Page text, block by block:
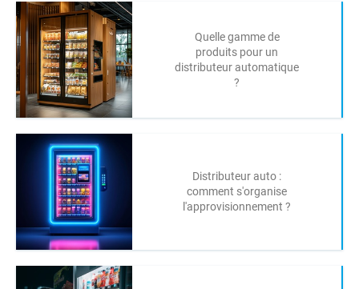
Quelle gamme de
produits pour un
distributeur automatique
?
Distributeur auto :
comment s'organise
l'approvisionnement ?